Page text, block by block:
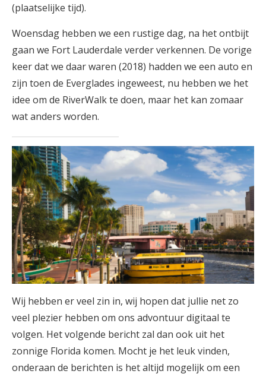
(plaatselijke tijd).
Woensdag hebben we een rustige dag, na het ontbijt
gaan we Fort Lauderdale verder verkennen. De vorige
keer dat we daar waren (2018) hadden we een auto en
zijn toen de Everglades ingeweest, nu hebben we het
idee om de RiverWalk te doen, maar het kan zomaar
wat anders worden.
Wij hebben er veel zin in, wij hopen dat jullie net zo
veel plezier hebben om ons advontuur digitaal te
volgen. Het volgende bericht zal dan ook uit het
zonnige Florida komen. Mocht je het leuk vinden,
onderaan de berichten is het altijd mogelijk om een